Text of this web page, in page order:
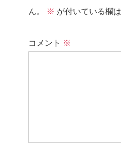
ん。
※ が付いている欄
コメント ※